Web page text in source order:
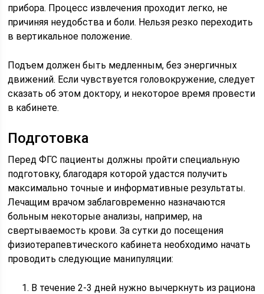
прибора. Процесс извлечения проходит легко, не
причиняя неудобства и боли. Нельзя резко переходить
в вертикальное положение.
Подъем должен быть медленным, без энергичных
движений. Если чувствуется головокружение, следует
сказать об этом доктору, и некоторое время провести
в кабинете.
Подготовка
Перед ФГС пациенты должны пройти специальную
подготовку, благодаря которой удастся получить
максимально точные и информативные результаты.
Лечащим врачом заблаговременно назначаются
больным некоторые анализы, например, на
свертываемость крови. За сутки до посещения
физиотерапевтического кабинета необходимо начать
проводить следующие манипуляции:
В течение 2-3 дней нужно вычеркнуть из рациона